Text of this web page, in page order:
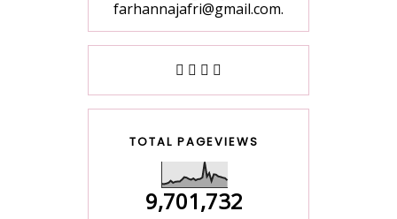
farhannajafri@gmail.com.
TOTAL PAGEVIEWS
9,701,732